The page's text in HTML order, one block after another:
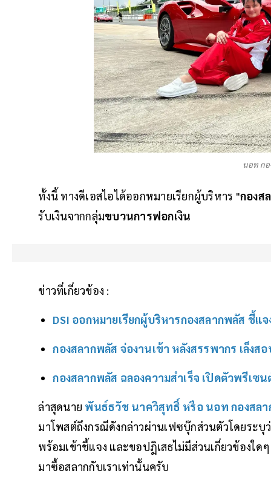
นอท ก
ทั้งนี้ ทางดีเอสไอได้ออกหมายเรียกผู้บริหาร "กองส
รับเงินจากกลุ่มขบวนการฟอกเงิน
ข่าวที่เกี่ยวข้อง :
DSI ออกหมายเรียกผู้บริหารกองสลากพลัส ชี้แ
กองสลากพลัส จ่องานเข้า หลังสรรพากร เล็ง
กองสลากพลัส ฉลองความสำเร็จ เปิดตัวพรีเซ
ล่าสุดนาย พันธ์ธวัช นาควิสุทธิ์ หรือ นอท กองสล
มาโพสต์ถึงกรณีดังกล่าวผ่านเฟซบุ๊กส่วนตัวโดยระบุ
พร้อมเข้าชี้แจง และขอปฎิเสธไม่มีส่วนเกี่ยวข้องใ
มาซื้อสลากกับเราเท่านั้นครับ